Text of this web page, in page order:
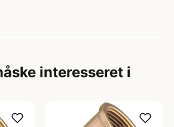
interesseret i